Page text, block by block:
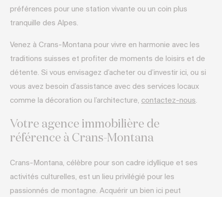
préférences pour une station vivante ou un coin plus
tranquille des Alpes.
Venez à Crans-Montana pour vivre en harmonie avec les
traditions suisses et profiter de moments de loisirs et de
détente. Si vous envisagez d’acheter ou d’investir ici, ou si
vous avez besoin d’assistance avec des services locaux
comme la décoration ou l’architecture, contactez-nous.
Votre agence immobilière de
référence à Crans-Montana
Crans-Montana, célèbre pour son cadre idyllique et ses
activités culturelles, est un lieu privilégié pour les
passionnés de montagne. Acquérir un bien ici peut